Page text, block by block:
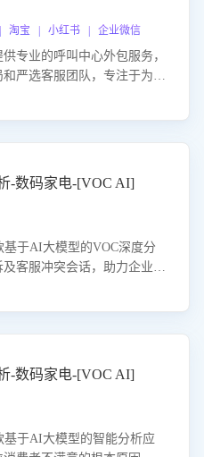
宝 | 小红书 | 企业微信
专业的呼叫中心外包服务，
严选客服团队，专注于为企
服服务效率和质量，帮助企
-数码家电-[VOC AI]
于AI大模型的VOC深度分
客服冲突会话，助力企业精
客观评估客服应对合理性与
声誉，实现客户满意度的持
-数码家电-[VOC AI]
基于AI大模型的智能分析应